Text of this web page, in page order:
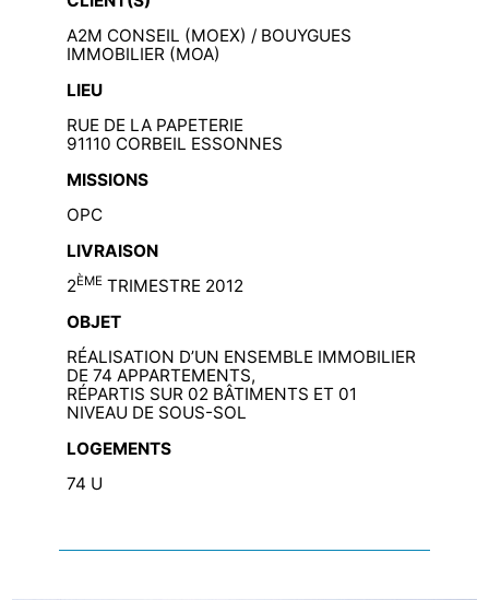
A2M CONSEIL (MOEX) / BOUYGUES
IMMOBILIER (MOA)
LIEU
RUE DE LA PAPETERIE
91110 CORBEIL ESSONNES
MISSIONS
OPC
LIVRAISON
2ÈME TRIMESTRE 2012
OBJET
RÉALISATION D’UN ENSEMBLE IMMOBILIER
DE 74 APPARTEMENTS,
RÉPARTIS SUR 02 BÂTIMENTS ET 01
NIVEAU DE SOUS-SOL
LOGEMENTS
74 U